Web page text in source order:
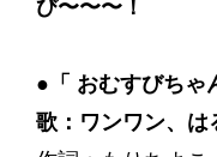
び〜〜〜！
●「 おむすびちゃ
歌：ワンワン、は